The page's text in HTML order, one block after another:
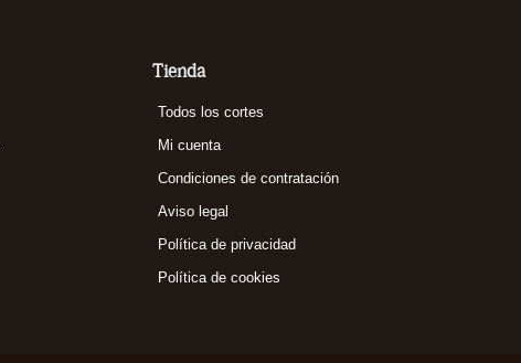
Tienda
Todos los cortes
Mi cuenta
Condiciones de contratación
Aviso legal
Política de privacidad
Política de cookies